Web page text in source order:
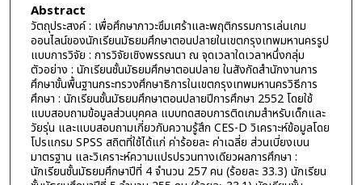
Abstract
วัตถุประสงค์ : เพื่อศึกษาภาวะซึมเศร้าและพฤติกรรมการเล่นเกม
ออนไลน์ของนักเรียนมัธยมศึกษาตอนปลายในเขตกรุงเทพมหานครรูป
แบบการวิจัย : การวิจัยเชิงพรรณนา ณ จุดเวลาใดเวลาหนึ่งกลุ่ม
ตัวอย่าง : นักเรียนชั้นมัธยมศึกษาตอนปลาย ในสังกัดสำนักงานการ
ศึกษาขั้นพื้นฐานกระทรวงศึกษาธิการในเขตกรุงเทพมหานครวิธีการ
ศึกษา : นักเรียนชั้นมัธยมศึกษาตอนปลายปีการศึกษา 2552 โดยใช้
แบบสอบถามข้อมูลส่วนบุคคล แบบทดสอบการติดเกมสำหรับเด็กและ
วัยรุ่น และแบบสอบถามเกี่ยวกับความรู้สึก CES-D วิเคราะห์ข้อมูลโดย
โปรแกรม SPSS สถิตที่ใช้ได้แก่ ค่าร้อยละ ค่าเฉลี่ย ส่วนเบี่ยงเบน
มาตรฐาน และวิเคราะห์ความแปรปรวนทางเดียวผลการศึกษา :
นักเรียนชั้นมัธยมศึกษาปีที่ 4 จำนวน 257 คน (ร้อยละ 33.3) นักเรียน